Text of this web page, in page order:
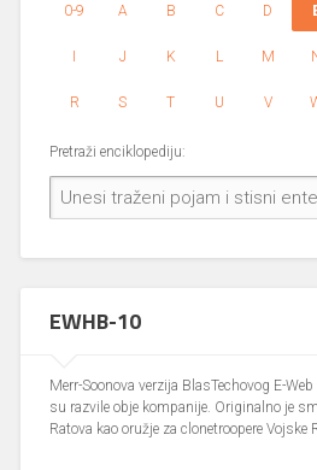
0-9 A B C D
I J K L M
R S T U V
Pretraži enciklopediju:
EWHB-10
Merr-Soonova verzija BlasTechovog E-
su razvile obje kompanije. Originalno je
Ratova kao oružje za clonetroopere Vojske